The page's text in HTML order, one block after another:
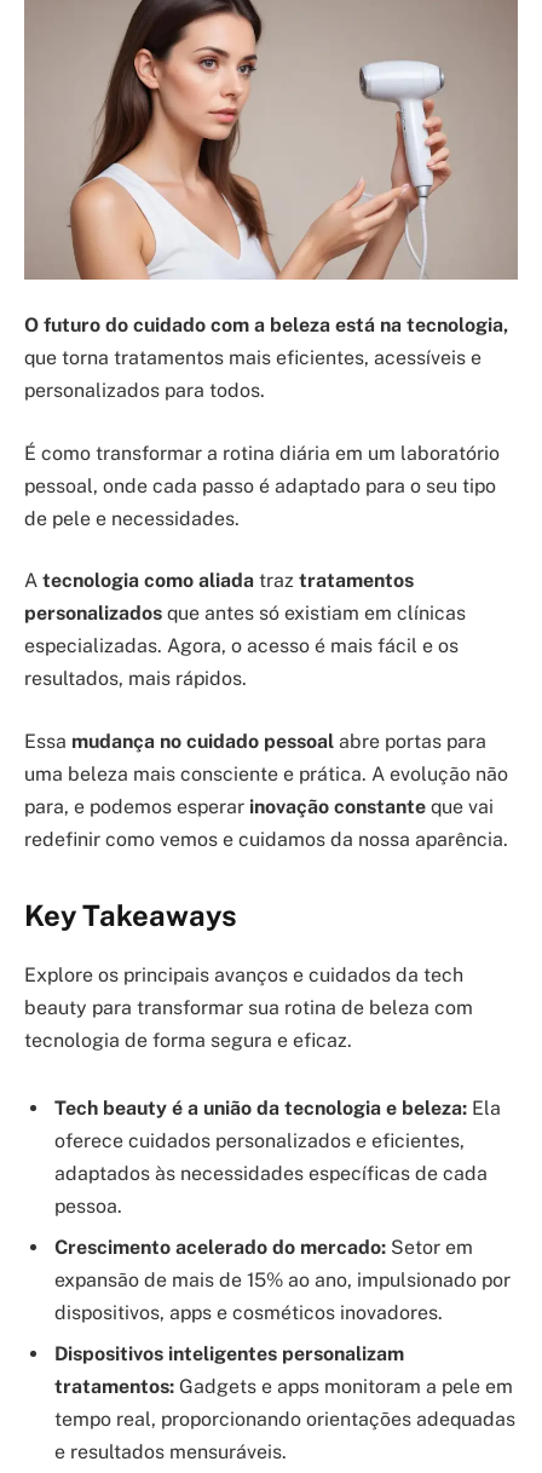
O futuro do cuidado com a beleza está na tecnologia,
que torna tratamentos mais eficientes, acessíveis e
personalizados para todos.
É como transformar a rotina diária em um laboratório
pessoal, onde cada passo é adaptado para o seu tipo
de pele e necessidades.
A tecnologia como aliada traz tratamentos
personalizados que antes só existiam em clínicas
especializadas. Agora, o acesso é mais fácil e os
resultados, mais rápidos.
Essa mudança no cuidado pessoal abre portas para
uma beleza mais consciente e prática. A evolução não
para, e podemos esperar inovação constante que vai
redefinir como vemos e cuidamos da nossa aparência.
Key Takeaways
Explore os principais avanços e cuidados da tech
beauty para transformar sua rotina de beleza com
tecnologia de forma segura e eficaz.
Tech beauty é a união da tecnologia e beleza: Ela
oferece cuidados personalizados e eficientes,
adaptados às necessidades específicas de cada
pessoa.
Crescimento acelerado do mercado: Setor em
expansão de mais de 15% ao ano, impulsionado por
dispositivos, apps e cosméticos inovadores.
Dispositivos inteligentes personalizam
tratamentos: Gadgets e apps monitoram a pele em
tempo real, proporcionando orientações adequadas
e resultados mensuráveis.